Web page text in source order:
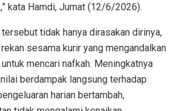
kata Hamdi, Jumat (12/6/2026).
tidak hanya dirasakan dirinya,
sesama kurir yang mengandalkan
mencari nafkah. Meningkatnya
berdampak langsung terhadap
harian bertambah,